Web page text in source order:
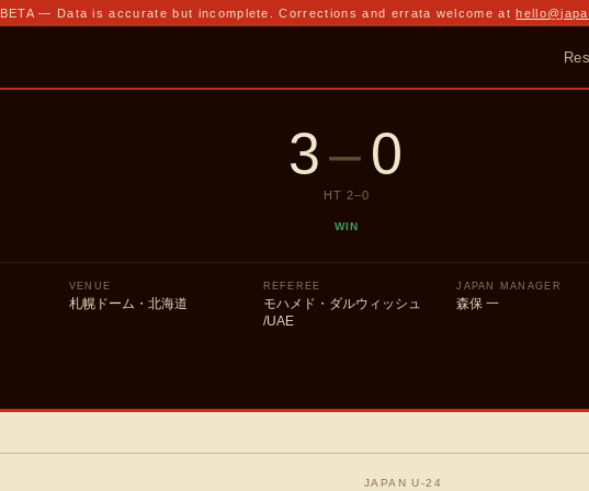
BETA — Data is accurate but incomplete. Corrections and errata welcome at
3–0
HT 2–0
WIN
VENUE
札幌ドーム・北海道
REFEREE
モハメド・ダルウィッシュ
/UAE
JAPAN MANAGER
森保 一
JAPAN U-24